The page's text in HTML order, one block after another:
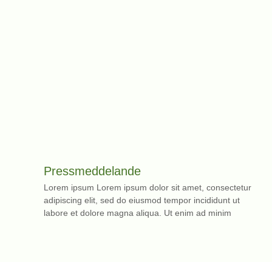
Pressmeddelande
Lorem ipsum Lorem ipsum dolor sit amet, consectetur
adipiscing elit, sed do eiusmod tempor incididunt ut
labore et dolore magna aliqua. Ut enim ad minim